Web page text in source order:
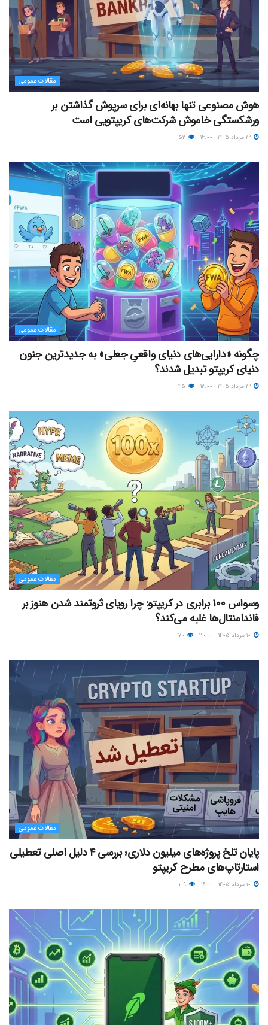
مقالات عمومی
هوش مصنوعی تنها بهانه‌ای برای سرپوش گذاشتن بر
ورشکستگی خاموش شرکت‌های کریپتویی است
مقالات عمومی
چگونه «دارایی‌های دنیای واقعیِ جعلی» به جدیدترین جنون
دنیای کریپتو تبدیل شدند؟
مقالات عمومی
وسواس ۱۰۰ برابری در کریپتو: چرا رویای ثروتمند شدن هنوز بر
فاندامنتال‌ها غلبه می‌کند؟
مقالات عمومی
پایان تلخ پروژه‌های میلیون دلاری؛ بررسی ۴ دلیل اصلی تعطیلی
استارتاپ‌های مطرح کریپتو